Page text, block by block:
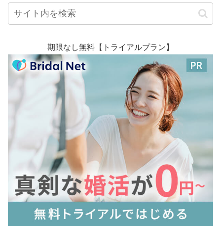
期限なし無料【トライアルプラン】